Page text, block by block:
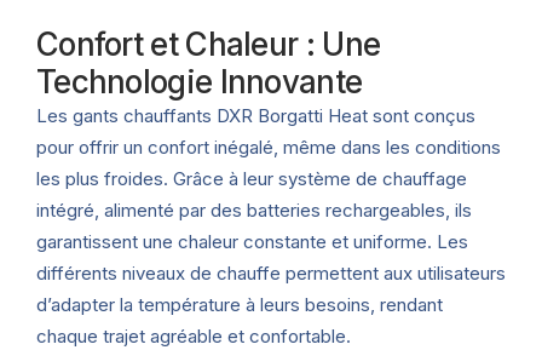
Confort et Chaleur : Une
Technologie Innovante
Les gants chauffants DXR Borgatti Heat sont conçus
pour offrir un confort inégalé, même dans les conditions
les plus froides. Grâce à leur système de chauffage
intégré, alimenté par des batteries rechargeables, ils
garantissent une chaleur constante et uniforme. Les
différents niveaux de chauffe permettent aux utilisateurs
d’adapter la température à leurs besoins, rendant
chaque trajet agréable et confortable.